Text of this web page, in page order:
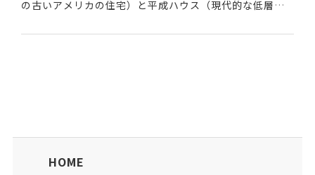
の古いアメリカの住宅）と平成ハウス（現代的な低層新
官学校があった地域で、戦後に米軍のジョンソン基地と...
HOME